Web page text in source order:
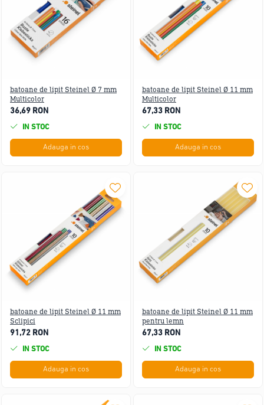
batoane de lipit Steinel Ø 7 mm
Multicolor
36,69 RON
IN STOC
Adauga in cos
batoane de lipit Steinel Ø 11 mm
Multicolor
67,33 RON
IN STOC
Adauga in cos
batoane de lipit Steinel Ø 11 mm
Sclipici
91,72 RON
IN STOC
Adauga in cos
batoane de lipit Steinel Ø 11 mm
pentru lemn
67,33 RON
IN STOC
Adauga in cos